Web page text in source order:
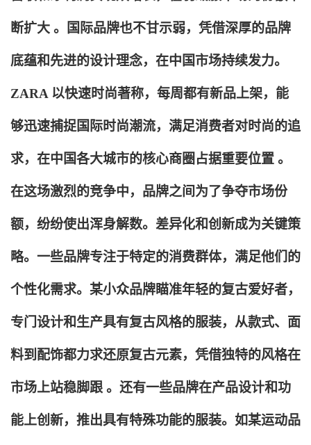
断扩大 。国际品牌也不甘示弱，凭借深厚的品牌
底蕴和先进的设计理念，在中国市场持续发力。
ZARA 以快速时尚著称，每周都有新品上架，能
够迅速捕捉国际时尚潮流，满足消费者对时尚的追
求，在中国各大城市的核心商圈占据重要位置 。
在这场激烈的竞争中，品牌之间为了争夺市场份
额，纷纷使出浑身解数。差异化和创新成为关键策
略。一些品牌专注于特定的消费群体，满足他们的
个性化需求。某小众品牌瞄准年轻的复古爱好者，
专门设计和生产具有复古风格的服装，从款式、面
料到配饰都力求还原复古元素，凭借独特的风格在
市场上站稳脚跟 。还有一些品牌在产品设计和功
能上创新，推出具有特殊功能的服装。如某运动品